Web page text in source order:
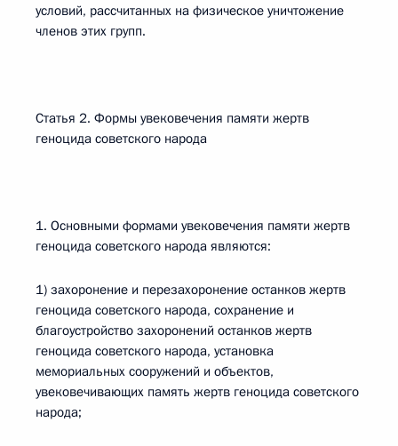
условий, рассчитанных на физическое уничтожение
членов этих групп.
Статья 2. Формы увековечения памяти жертв
геноцида советского народа
1. Основными формами увековечения памяти жертв
геноцида советского народа являются:
1) захоронение и перезахоронение останков жертв
геноцида советского народа, сохранение и
благоустройство захоронений останков жертв
геноцида советского народа, установка
мемориальных сооружений и объектов,
увековечивающих память жертв геноцида советского
народа;